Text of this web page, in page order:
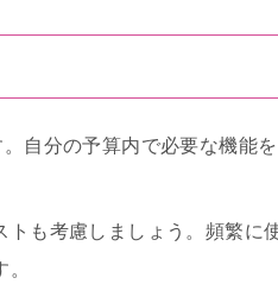
自分の予算内で必要な機能を
トも考慮しましょう。頻繁に